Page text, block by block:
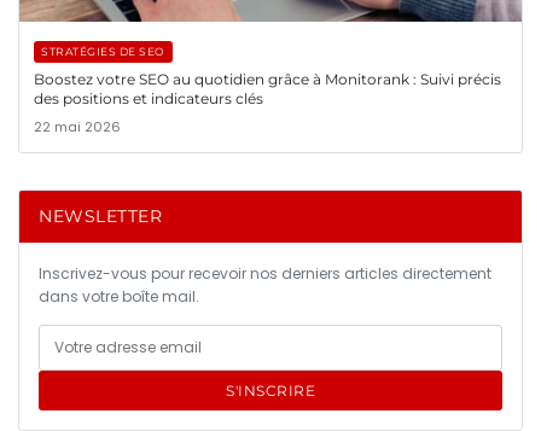
STRATÉGIES DE SEO
Boostez votre SEO au quotidien grâce à Monitorank : Suivi précis
des positions et indicateurs clés
22 mai 2026
NEWSLETTER
Inscrivez-vous pour recevoir nos derniers articles directement
dans votre boîte mail.
S'INSCRIRE